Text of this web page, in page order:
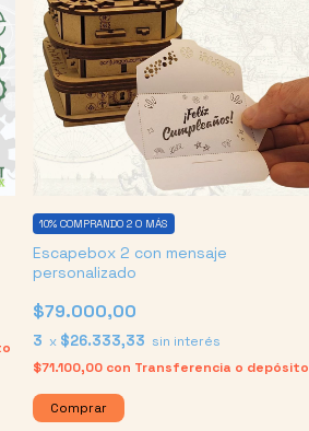
Escapebox 2 con mensaje
personalizado
$79.000,00
3 x $26.333,33 sin interés
10% COMPRANDO 2 O MÁS
$71.100,00 con Transferencia o depósito